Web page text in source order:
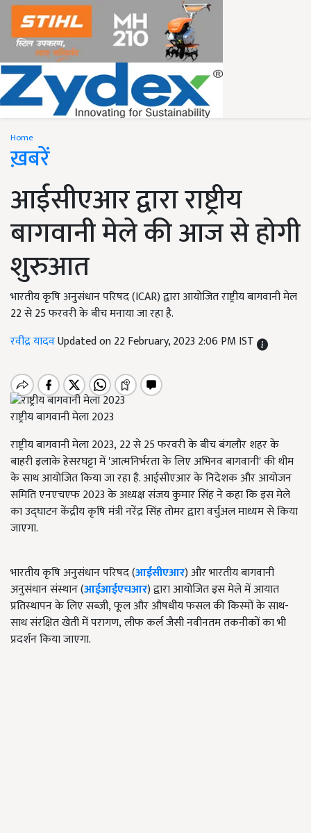
Home
ख़बरें
आईसीएआर द्वारा राष्ट्रीय
बागवानी मेले की आज से होगी
शुरुआत
भारतीय कृषि अनुसंधान परिषद (ICAR) द्वारा आयोजित राष्ट्रीय बागवानी मेल
22 से 25 फरवरी के बीच मनाया जा रहा है.
रवींद्र यादवUpdated on 22 February, 2023 2:06 PM IST
राष्ट्रीय बागवानी मेला 2023
राष्ट्रीय बागवानी मेला 2023, 22 से 25 फरवरी के बीच बंगलौर शहर के
बाहरी इलाके हेसरघट्टा में 'आत्मनिर्भरता के लिए अभिनव बागवानी' की थीम
के साथ आयोजित किया जा रहा है. आईसीएआर के निदेशक और आयोजन
समिति एनएचएफ 2023 के अध्यक्ष संजय कुमार सिंह ने कहा कि इस मेले
का उद्घाटन केंद्रीय कृषि मंत्री नरेंद्र सिंह तोमर द्वारा वर्चुअल माध्यम से किया
जाएगा.
भारतीय कृषि अनुसंधान परिषद (आईसीएआर) और भारतीय बागवानी
अनुसंधान संस्थान (आईआईएचआर) द्वारा आयोजित इस मेले में आयात
प्रतिस्थापन के लिए सब्जी,फूल और औषधीय फसल की किस्मों के साथ-
साथ संरक्षित खेती में परागण,लीफ कर्ल जैसी नवीनतम तकनीकों का भी
प्रदर्शन किया जाएगा.